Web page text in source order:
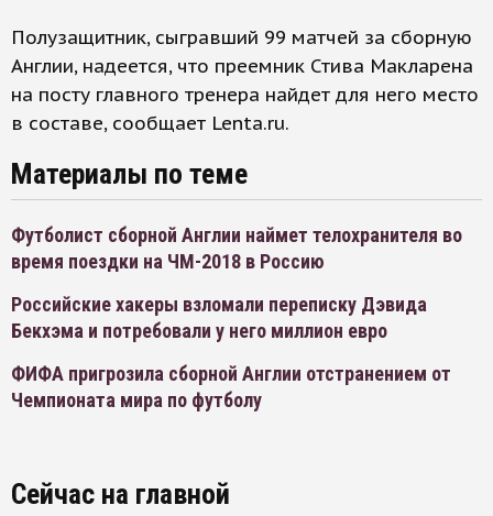
Полузащитник, сыгравший 99 матчей за сборную
Англии, надеется, что преемник Стива Макларена
на посту главного тренера найдет для него место
в составе, сообщает Lenta.ru.
Материалы по теме
Футболист сборной Англии наймет телохранителя во
время поездки на ЧМ-2018 в Россию
Российские хакеры взломали переписку Дэвида
Бекхэма и потребовали у него миллион евро
ФИФА пригрозила сборной Англии отстранением от
Чемпионата мира по футболу
Сейчас на главной